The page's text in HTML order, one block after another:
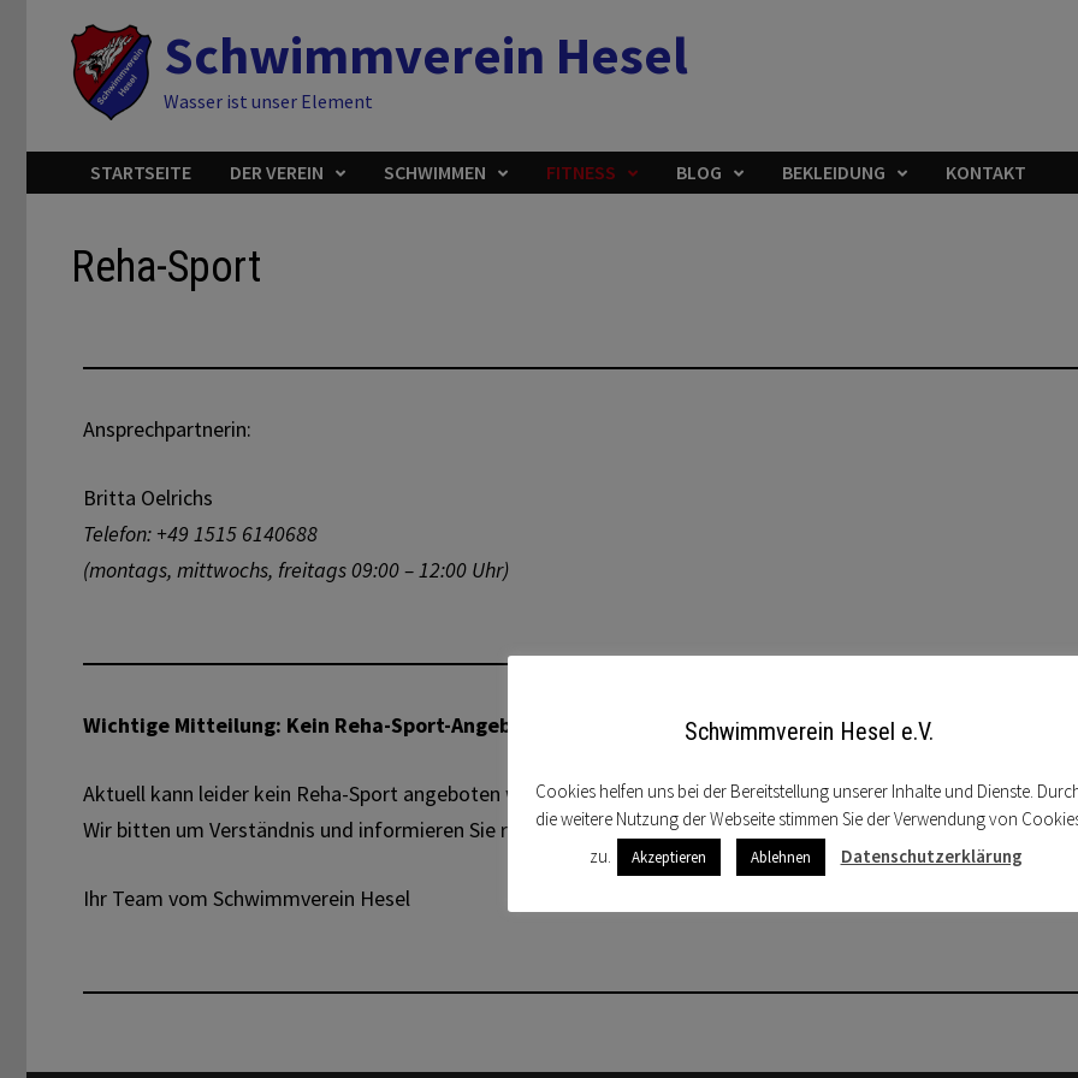
Schwimmverein Hesel
Wasser ist unser Element
STARTSEITE DER VEREIN SCHWIMMEN FITNESS BLOG BEKLEIDUNG KONTAKT
Reha-Sport
Ansprechpartnerin:
Britta Oelrichs
Telefon: +49 1515 6140688
(montags, mittwochs, freitags 09:00 – 12:00 Uhr)
Wichtige Mitteilung: Kein Reha-Sport-Angebot
Aktuell kann leider kein Reha-Sport angeboten werden.
Wir bitten um Verständnis und informieren Sie rechtzeitig, sobald neue Termine feststehen.
Ihr Team vom Schwimmverein Hesel
Schwimmverein Hesel e.V.
Cookies helfen uns bei der Bereitstellung unserer Inhalte und Dienste.
die weitere Nutzung der Webseite stimmen Sie der Verwendung von
zu.
Akzeptieren Ablehnen Datenschutzerklärung